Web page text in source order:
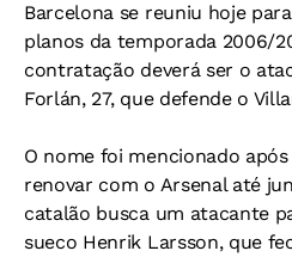
Barcelona se reuniu hoje
planos da temporada 2006/
contratação deverá ser o
Forlán, 27, que defende o
O nome foi mencionado
renovar com o Arsenal até
catalão busca um atacante
sueco Henrik Larsson, que